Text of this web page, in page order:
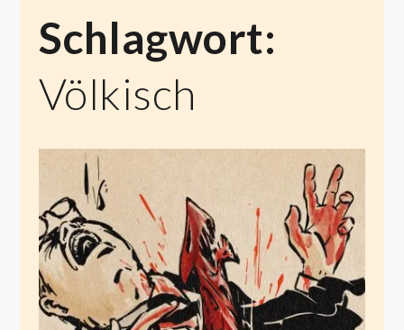
Schlagwort:
Völkisch
Der Ausbruch